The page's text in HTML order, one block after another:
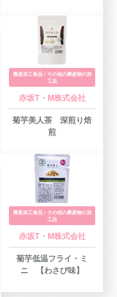
農産加工食品 / その他の農産物の加
工品
赤坂T・M株式会社
菊芋美人茶 深煎り焙
煎
農産加工食品 / その他の農産物の加
工品
赤坂T・M株式会社
菊芋低温フライ・ミ
ニ 【わさび味】